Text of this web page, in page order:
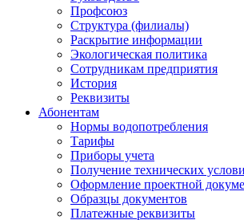
Профсоюз
Структура (филиалы)
Раскрытие информации
Экологическая политика
Сотрудникам предприятия
История
Реквизиты
Абонентам
Нормы водопотребления
Тарифы
Приборы учета
Получение технических
Оформление проектной
Образцы документов
Платежные реквизиты